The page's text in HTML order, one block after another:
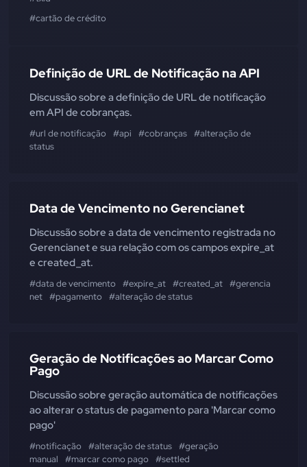
#cartão de crédito
Definição de URL de Notificação na API
Discussão sobre a definição de URL de notificação
em API de cobranças.
#url de notificação #api #cobranças #alteração de
status
Data de Vencimento no Gerencianet
Discussão sobre a data de vencimento registrada no
Gerencianet e sua relação com os campos expire_at
e created_at.
#data de vencimento #expire_at #created_at #gerencia
net #pagamento #alteração de status
Geração de Notificações ao Marcar Como
Pago
Discussão sobre geração automática de notificações
ao alterar o status de pagamento para 'Marcar como
pago'
#notificação #alteração de status #geração
manual
#marcar como pago #settled